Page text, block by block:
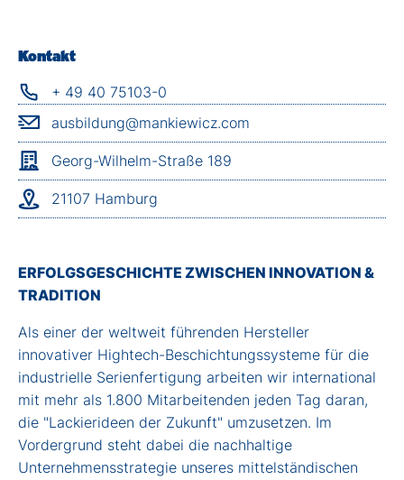
ERFOLGSGESCHICHTE ZWISCHEN INNOVATION &
TRADITION
Als einer der weltweit führenden Hersteller
innovativer Hightech-Beschichtungssysteme für die
industrielle Serienfertigung arbeiten wir international
mit mehr als 1.800 Mitarbeitenden jeden Tag daran,
die "Lackierideen der Zukunft" umzusetzen. Im
Vordergrund steht dabei die nachhaltige
Unternehmensstrategie unseres mittelständischen
Kontakt
+ 49 40 75103-0
ausbildung@mankiewicz.com
Georg-Wilhelm-Straße 189
21107 Hamburg